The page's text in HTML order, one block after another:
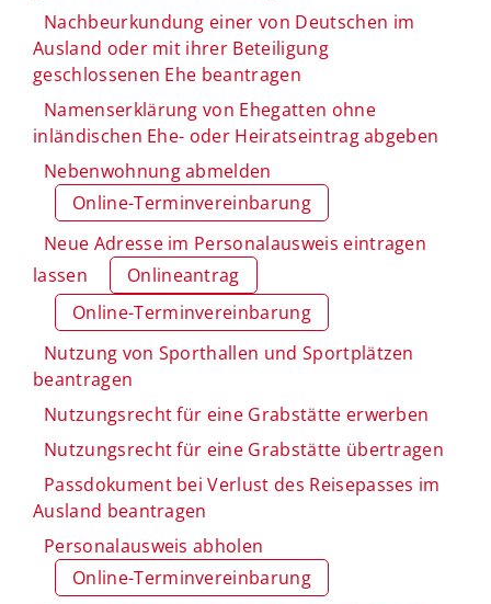
Nachbeurkundung einer von Deutschen im
Ausland oder mit ihrer Beteiligung
geschlossenen Ehe beantragen
Namenserklärung von Ehegatten ohne
inländischen Ehe- oder Heiratseintrag abgeben
Nebenwohnung abmelden
Online-Terminvereinbarung
Neue Adresse im Personalausweis eintragen
lassen
Onlineantrag
Online-Terminvereinbarung
Nutzung von Sporthallen und Sportplätzen
beantragen
Nutzungsrecht für eine Grabstätte erwerben
Nutzungsrecht für eine Grabstätte übertragen
Passdokument bei Verlust des Reisepasses im
Ausland beantragen
Personalausweis abholen
Online-Terminvereinbarung